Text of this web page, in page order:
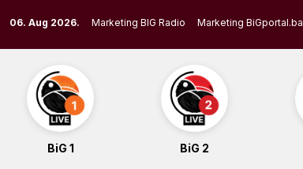
to
content
06. Aug 2026. Marketing BIG Radio Marketing BiGportal.ba
BiG 1 BiG 2